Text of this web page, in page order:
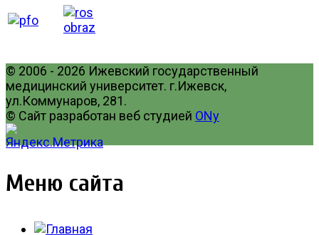
© 2006 - 2026 Ижевский государственный
медицинский университет. г.Ижевск,
ул.Коммунаров, 281.
© Сайт разработан веб студией ONy
Меню сайта